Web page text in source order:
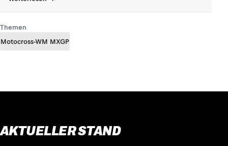
Themen
Motocross-WM MXGP
AKTUELLER STAND